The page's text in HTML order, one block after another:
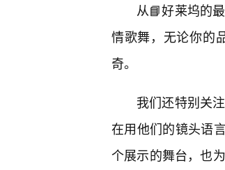
从📘好莱坞的
情歌舞，无论你的
奇。
我们还特别关
在用他们的镜头语
个展示的舞台，也